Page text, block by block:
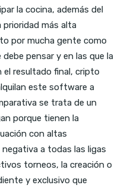
la cocina, además del
más alta
por mucha gente como
pensar y en las que la
el resultado final, cripto
este software a
se trata de un
porque tienen la
con altas
a todas las ligas
torneos, la creación o
y exclusivo que